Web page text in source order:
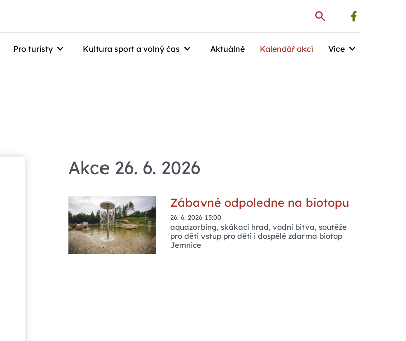
Pro turisty Kultura sport a volný čas Aktuálně Kalendář akcí Více
Akce 26. 6. 2026
26. 6. 2026 15:00
Zábavné odpoledne na biotopu
aquazorbing, skákací hrad, vodní bitva, soutěže
pro děti vstup pro děti i dospělé zdarma biotop
Jemnice